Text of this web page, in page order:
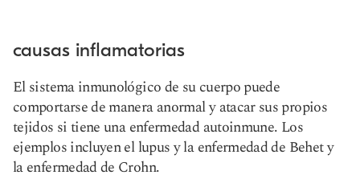
causas inflamatorias
El sistema inmunológico de su cuerpo puede
comportarse de manera anormal y atacar sus propios
tejidos si tiene una enfermedad autoinmune. Los
ejemplos incluyen el lupus y la enfermedad de Behet y
la enfermedad de Crohn.